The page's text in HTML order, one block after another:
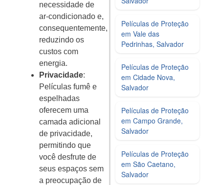
necessidade de
ar-condicionado e,
consequentemente,
reduzindo os
custos com
energia.
Privacidade:
Películas fumê e
espelhadas
oferecem uma
camada adicional
de privacidade,
permitindo que
você desfrute de
seus espaços sem
a preocupação de
Películas de Proteção
em Vale das
Pedrinhas, Salvador
Películas de Proteção
em Cidade Nova,
Salvador
Películas de Proteção
em Campo Grande,
Salvador
Películas de Proteção
em São Caetano,
Salvador